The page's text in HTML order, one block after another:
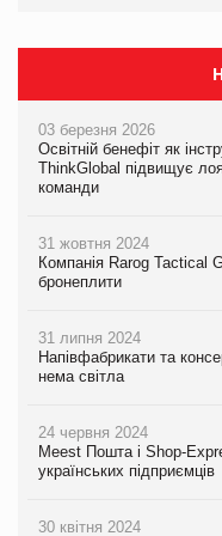
03 березня 2026
Освітній бенефіт як
ThinkGlobal підвищує
команди
31 жовтня 2024
Компанія Rarog Tactical
бронеплити
31 липня 2024
Напівфабрикати та
нема світла
24 червня 2024
Meest Пошта і Shop-
українських підприємців
30 квітня 2024